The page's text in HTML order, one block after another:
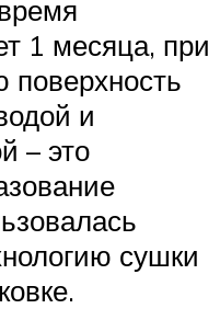
1 месяца, при
и
– это
сушки